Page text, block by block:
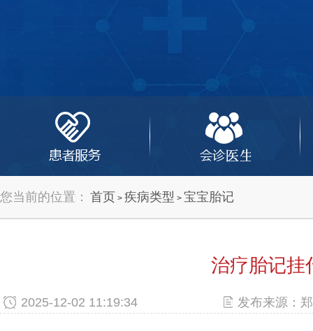
您当前的位置： 首页 > 疾病类型 > 宝宝胎记
治疗胎记挂
2025-12-02 11:19:34 发布来源：